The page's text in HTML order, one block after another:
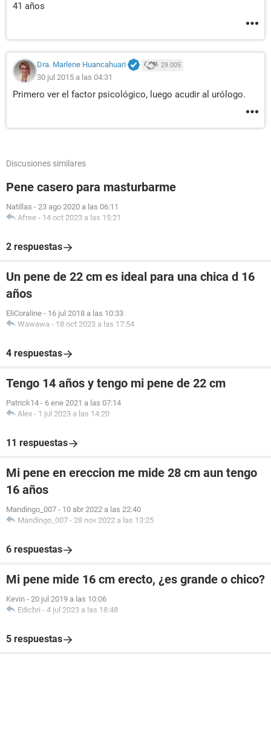
41 años
Dra. Marlene Huancahuari 29.005
30 jul 2015 a las 04:31
Primero ver el factor psicológico, luego acudir al urólogo.
Discusiones similares
Pene casero para masturbarme
Natillas - 23 ago 2020 a las 06:11
Afree - 14 oct 2023 a las 15:21
2 respuestas
Un pene de 22 cm es ideal para una chica d 16
años
EliCoraline - 16 jul 2018 a las 10:33
Wawawa - 18 oct 2023 a las 17:54
4 respuestas
Tengo 14 años y tengo mi pene de 22 cm
Patrick14 - 6 ene 2021 a las 07:14
Alex - 1 jul 2023 a las 14:20
11 respuestas
Mi pene en ereccion me mide 28 cm aun tengo
16 años
Mandingo_007 - 10 abr 2022 a las 22:40
Mandingo_007 - 28 nov 2022 a las 13:25
6 respuestas
Mi pene mide 16 cm erecto, ¿es grande o chico?
Kevin - 20 jul 2019 a las 10:06
Edicbri - 4 jul 2023 a las 18:48
5 respuestas